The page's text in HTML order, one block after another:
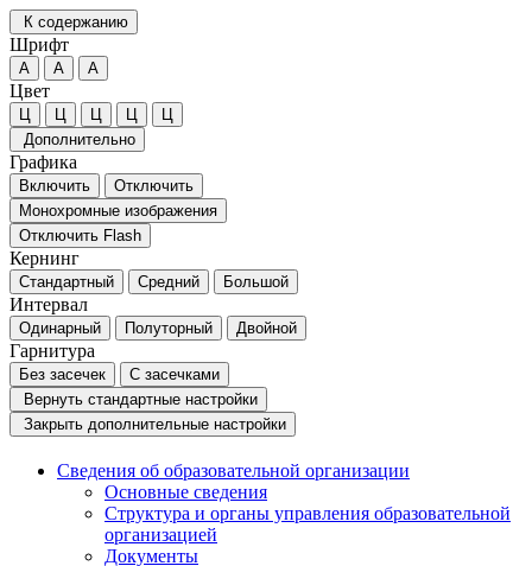
К содержанию
Шрифт
А А А
Цвет
Ц Ц Ц Ц
Ц
Дополнительно
Графика
Включить
Отключить
Монохромные изображения
Отключить Flash
Кернинг
Стандартный Средний Большой
Интервал
Одинарный Полуторный Двойной
Гарнитура
Без засечек
С засечками
Вернуть стандартные настройки
Закрыть дополнительные настройки
Сведения об образовательной организации
Основные сведения
Структура и органы управления образовательной
организацией
Документы